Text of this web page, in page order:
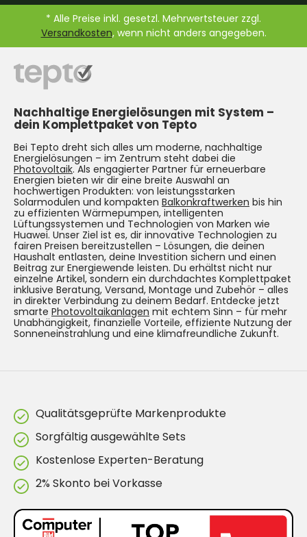
* Alle Preise inkl. gesetzl. Mehrwertsteuer zzgl.
Versandkosten, wenn nicht anders angegeben.
Nachhaltige Energielösungen mit System –
dein Komplettpaket von Tepto
Bei Tepto dreht sich alles um moderne, nachhaltige
Energielösungen – im Zentrum steht dabei die
Photovoltaik. Als engagierter Partner für erneuerbare
Energien bieten wir dir eine breite Auswahl an
hochwertigen Produkten: von leistungsstarken
Solarmodulen und kompakten Balkonkraftwerken bis hin
zu effizienten Wärmepumpen, intelligenten
Lüftungssystemen und Technologien von Marken wie
Huawei. Unser Ziel ist es, dir innovative Technologien zu
fairen Preisen bereitzustellen – Lösungen, die deinen
Haushalt entlasten, deine Investition sichern und einen
Beitrag zur Energiewende leisten. Du erhältst nicht nur
einzelne Artikel, sondern ein durchdachtes Komplettpaket
inklusive Beratung, Versand, Montage und Zubehör – alles
in direkter Verbindung zu deinem Bedarf. Entdecke jetzt
smarte Photovoltaikanlagen mit echtem Sinn – für mehr
Unabhängigkeit, finanzielle Vorteile, effiziente Nutzung der
Sonneneinstrahlung und eine klimafreundliche Zukunft.
Qualitätsgeprüfte Markenprodukte
Sorgfältig ausgewählte Sets
Kostenlose Experten-Beratung
2% Skonto bei Vorkasse